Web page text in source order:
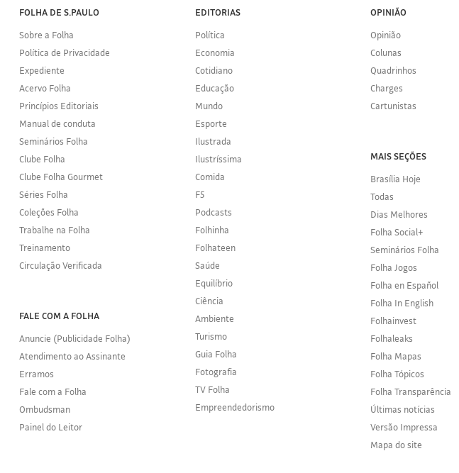
S.Paulo
FOLHA DE S.PAULO
Sobre a Folha
Política de Privacidade
Expediente
Acervo Folha
Princípios Editoriais
Manual de conduta
Seminários Folha
Clube Folha
Clube Folha Gourmet
Séries Folha
Coleções Folha
Trabalhe na Folha
Treinamento
Circulação Verificada
FALE COM A FOLHA
Anuncie (Publicidade Folha)
Atendimento ao Assinante
Erramos
Fale com a Folha
Ombudsman
Painel do Leitor
EDITORIAS
Política
Economia
Cotidiano
Educação
Mundo
Esporte
Ilustrada
Ilustríssima
Comida
F5
Podcasts
Folhinha
Folhateen
Saúde
Equilíbrio
Ciência
Ambiente
Turismo
Guia Folha
Fotografia
TV Folha
Empreendedorismo
OPINIÃO
Opinião
Colunas
Quadrinhos
Charges
Cartunistas
MAIS SEÇÕES
Brasília Hoje
Todas
Dias Melhores
Folha Social+
Seminários Folha
Folha Jogos
Folha en Español
Folha In English
Folhainvest
Folhaleaks
Folha Mapas
Folha Tópicos
Folha Transparência
Últimas notícias
Versão Impressa
Mapa do site